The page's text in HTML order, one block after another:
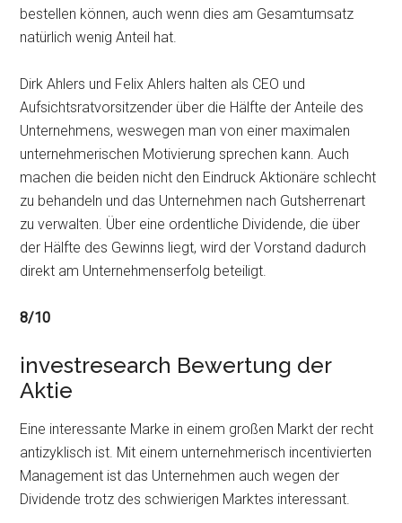
bestellen können, auch wenn dies am Gesamtumsatz
natürlich wenig Anteil hat.
Dirk Ahlers und Felix Ahlers halten als CEO und
Aufsichtsratvorsitzender über die Hälfte der Anteile des
Unternehmens, weswegen man von einer maximalen
unternehmerischen Motivierung sprechen kann. Auch
machen die beiden nicht den Eindruck Aktionäre schlecht
zu behandeln und das Unternehmen nach Gutsherrenart
zu verwalten. Über eine ordentliche Dividende, die über
der Hälfte des Gewinns liegt, wird der Vorstand dadurch
direkt am Unternehmenserfolg beteiligt.
8/10
investresearch Bewertung der
Aktie
Eine interessante Marke in einem großen Markt der recht
antizyklisch ist. Mit einem unternehmerisch incentivierten
Management ist das Unternehmen auch wegen der
Dividende trotz des schwierigen Marktes interessant.